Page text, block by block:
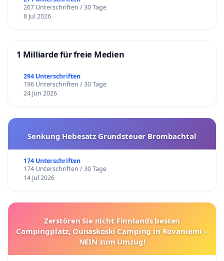
267 Unterschriften / 30 Tage
8 Jul 2026
1 Milliarde für freie Medien
294 Unterschriften
196 Unterschriften / 30 Tage
24 Jun 2026
Senkung Hebesatz Grundsteuer Brombachtal
174 Unterschriften
174 Unterschriften / 30 Tage
14 Jul 2026
Zerstören Sie nicht Finnlands besten
Campingplatz, Ounaskoski Camping in Rovaniemi –
NEIN zum Umzug!